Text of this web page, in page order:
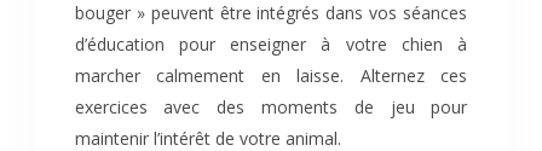
bouger » peuvent être intégrés dans vos séances
d’éducation pour enseigner à votre chien à
marcher calmement en laisse. Alternez ces
exercices avec des moments de jeu pour
maintenir l’intérêt de votre animal.